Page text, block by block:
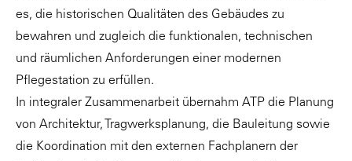
es, die historischen Qualitäten des Gebäudes zu
bewahren und zugleich die funktionalen, technischen
und räumlichen Anforderungen einer modernen
Pflegestation zu erfüllen.
In integraler Zusammenarbeit übernahm ATP die Planung
von Architektur, Tragwerksplanung, die Bauleitung sowie
die Koordination mit den externen Fachplanern der